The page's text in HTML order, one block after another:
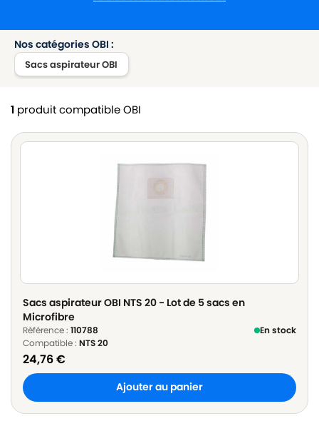
Nos catégories OBI :
Sacs aspirateur OBI
1 produit compatible OBI
Sacs aspirateur OBI NTS 20 - Lot de 5 sacs en
Microfibre
Référence : 110788
En stock
Compatible : NTS 20
24,76€
Ajouter au panier